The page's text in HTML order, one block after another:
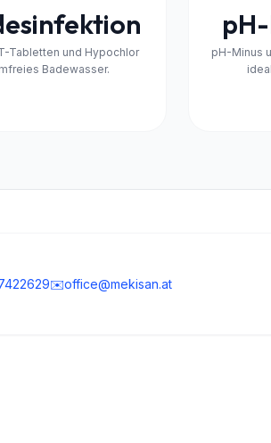
Tabletten und Hypochlor
Badewasser.
pH-Minus
✉️office@mekisan.at